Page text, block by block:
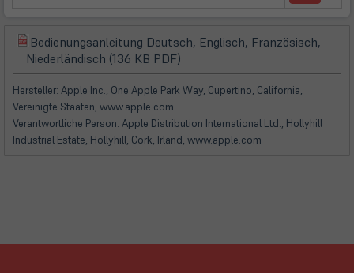
Tab)
(öffnet
in
neuem
Tab)
Bedienungsanleitung Deutsch, Englisch, Französisch,
Niederländisch (136 KB PDF)
in
neuem
Hersteller: Apple Inc., One Apple Park Way, Cupertino, California,
Vereinigte Staaten, www.apple.com
Verantwortliche Person: Apple Distribution International Ltd., Hollyhill
Industrial Estate, Hollyhill, Cork, Irland, www.apple.com